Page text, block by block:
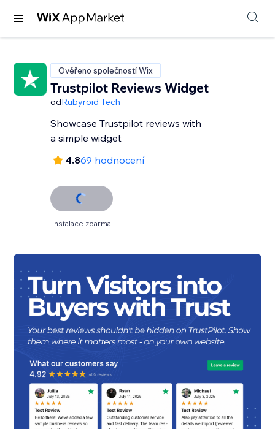
Ověřeno společností Wix
Trustpilot Reviews Widget
odRubyroid Tech
Showcase Trustpilot reviews with
a simple widget
4.869 hodnocení
Instalace zdarma